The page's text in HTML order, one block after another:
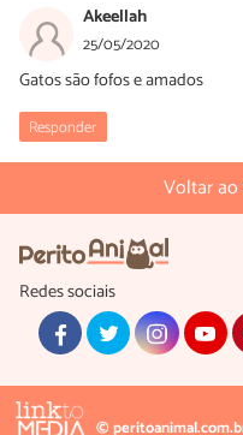
Akeellah
25/05/2020
Gatos são fofos e amados
Responder
Voltar ao
Redes sociais
©